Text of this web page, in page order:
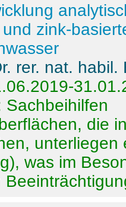
zink-
rer. nat.
Sachbeihilfen
die
was im